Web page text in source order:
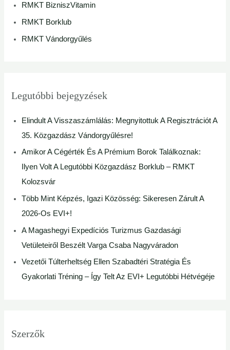
r
:
RMKT BizniszVitamin
RMKT Borklub
RMKT Vándorgyűlés
Legutóbbi bejegyzések
Elindult A Visszaszámlálás: Megnyitottuk A Regisztrációt A
35. Közgazdász Vándorgyűlésre!
Amikor A Cégérték És A Prémium Borok Találkoznak:
Ilyen Volt A Legutóbbi Közgazdász Borklub – RMKT
Kolozsvár
Több Mint Képzés, Igazi Közösség: Sikeresen Zárult A
2026-Os EVI+!
A Magashegyi Expedíciós Turizmus Gazdasági
Vetületeiről Beszélt Varga Csaba Nagyváradon
Vezetői Túlterheltség Ellen Szabadtéri Stratégia És
Gyakorlati Tréning – Így Telt Az EVI+ Legutóbbi Hétvégéje
Szerzők